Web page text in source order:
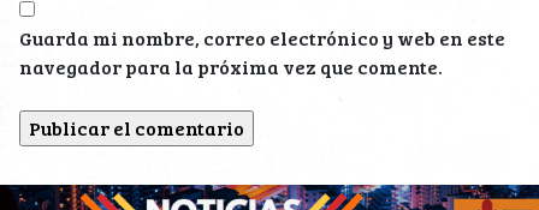
Guarda mi nombre, correo electrónico y web en este
navegador para la próxima vez que comente.